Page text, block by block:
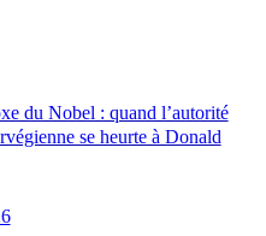
du Nobel : quand l’autorité
se heurte à Donald